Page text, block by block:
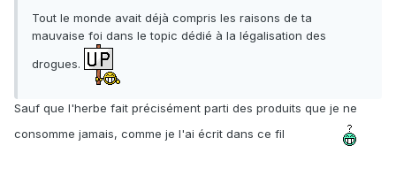
Tout le monde avait déjà compris les raisons de ta
mauvaise foi dans le topic dédié à la légalisation des
drogues.
Sauf que l'herbe fait précisément parti des produits que je ne
consomme jamais, comme je l'ai écrit dans ce fil